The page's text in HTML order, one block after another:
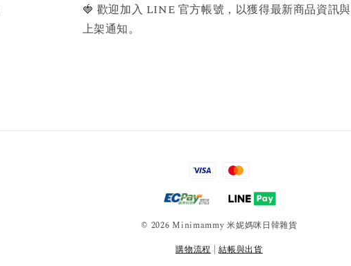
🍓 歡迎加入 LINE 官方帳號，以獲得最新商品資訊與
上架通知。
© 2026 Minimammy 米妮媽咪日韓雜貨
購物流程 |結帳與出貨